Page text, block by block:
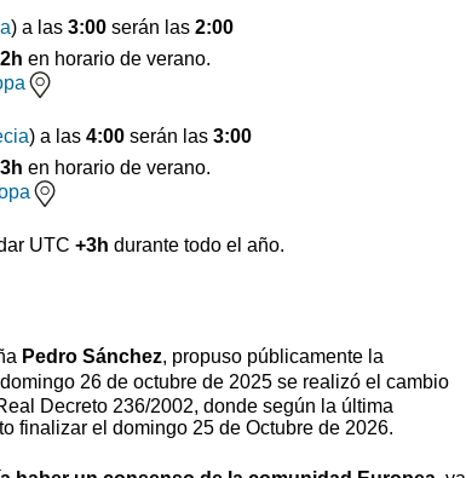
) a las 3:00 serán las 2:00
en horario de verano.
) a las 4:00 serán las 3:00
en horario de verano.
UTC +3h durante todo el año.
Pedro Sánchez, propuso públicamente la
26 de octubre de 2025 se realizó el cambio
Decreto 236/2002, donde según la última
finalizar el domingo 25 de Octubre de 2026.